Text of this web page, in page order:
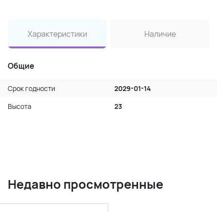
Характеристики Наличие
Общие
Срок годности
2029-01-14
Высота
23
Недавно просмотренные